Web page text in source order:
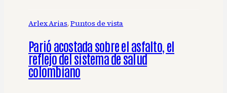
Arlex Arias, Puntos de vista
Parió acostada sobre el asfalto, el
reflejo del sistema de salud
colombiano